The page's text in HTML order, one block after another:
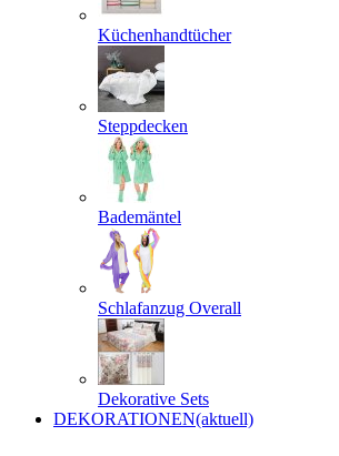
Küchenhandtücher
Steppdecken
Bademäntel
Schlafanzug Overall
Dekorative Sets
DEKORATIONEN(aktuell)